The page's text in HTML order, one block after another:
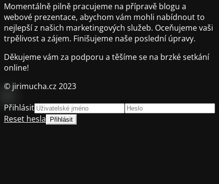
Momentálně pilně pracujeme na přípravě blogu a
webové prezentace, abychom vám mohli nabídnout to
nejlepší z našich marketingových služeb. Oceňujeme vaši
trpělivost a zájem. Finišujeme naše poslední úpravy.
Děkujeme vám za podporu a těšíme se na brzké setkání
online!
© jirimucha.cz 2023
Přihlásit
Reset hesla